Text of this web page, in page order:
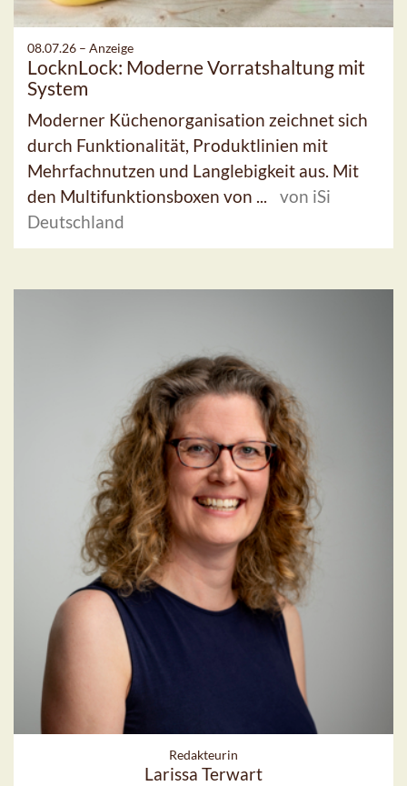
08.07.26 – Anzeige
LocknLock: Moderne Vorratshaltung mit
System
Moderner Küchenorganisation zeichnet sich
durch Funktionalität, Produktlinien mit
Mehrfachnutzen und Langlebigkeit aus. Mit
den Multifunktionsboxen von ...
von iSi
Deutschland
Redakteurin
Larissa Terwart